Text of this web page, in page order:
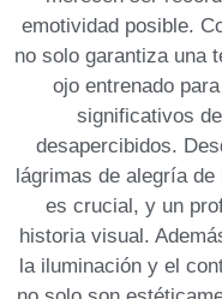
emotividad‌ posible.
no solo garantiza una
ojo entrenado
significativos
desapercibidos.
lágrimas de alegría
es crucial, y un
historia visual.
la iluminación y⁣ el